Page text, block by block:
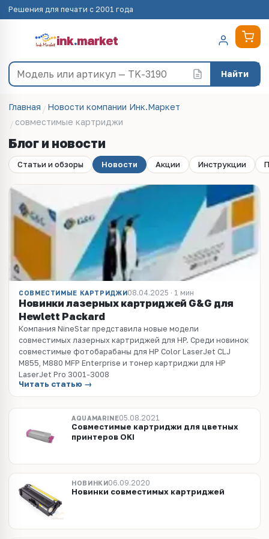
Решения для печати с 2001 года
ink.market
Найти
Главная
Новости компании Инк.Маркет
совместимые картриджи
Блог и новости
Статьи и обзоры Новости Акции Инструкции
СОВМЕСТИМЫЕ КАРТРИДЖИ08.04.2025 · 1 мин
Новинки лазерных картриджей G&G для
Hewlett Packard
Компания NineStar представила новые модели
совместимых лазерных картриджей для HP. Среди новинок
совместимые фотобарабаны для HP Color LaserJet CLJ
M855, M880 MFP Enterprise и тонер картриджи для HP
LaserJet Pro 3001-3008
Читать статью →
AQUAMARINE05.08.2021
Совместимые картриджи для цветных
принтеров OKI
НОВИНКИ06.09.2020
Новинки совместимых картриджей